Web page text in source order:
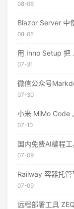
08-06
08-05
07-31
07-30
07-10
07-09
Railway 容器托管
07-09
远程部署工具